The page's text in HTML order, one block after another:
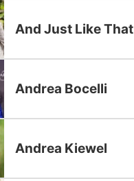
And Just Like That
Andrea Bocelli
Andrea Kiewel